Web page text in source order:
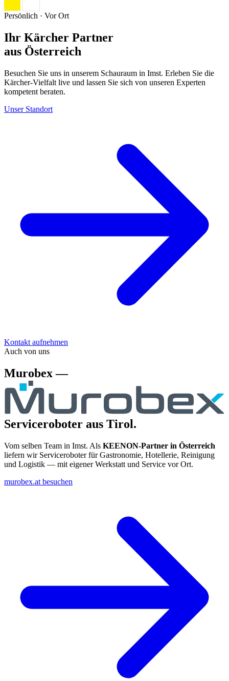
Persönlich · Vor Ort
Ihr Kärcher Partner
aus Österreich
Besuchen Sie uns in unserem Schauraum in Imst. Erleben Sie die
Kärcher-Vielfalt live und lassen Sie sich von unseren Experten
kompetent beraten.
Unser Standort
Kontakt aufnehmen
Auch von uns
Murobex —
Serviceroboter aus Tirol.
Vom selben Team in Imst. Als KEENON-Partner in Österreich
liefern wir Serviceroboter für Gastronomie, Hotellerie, Reinigung
und Logistik — mit eigener Werkstatt und Service vor Ort.
murobex.at besuchen